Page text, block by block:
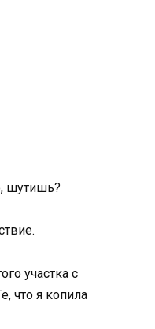
шутишь?
участка с
что я копила